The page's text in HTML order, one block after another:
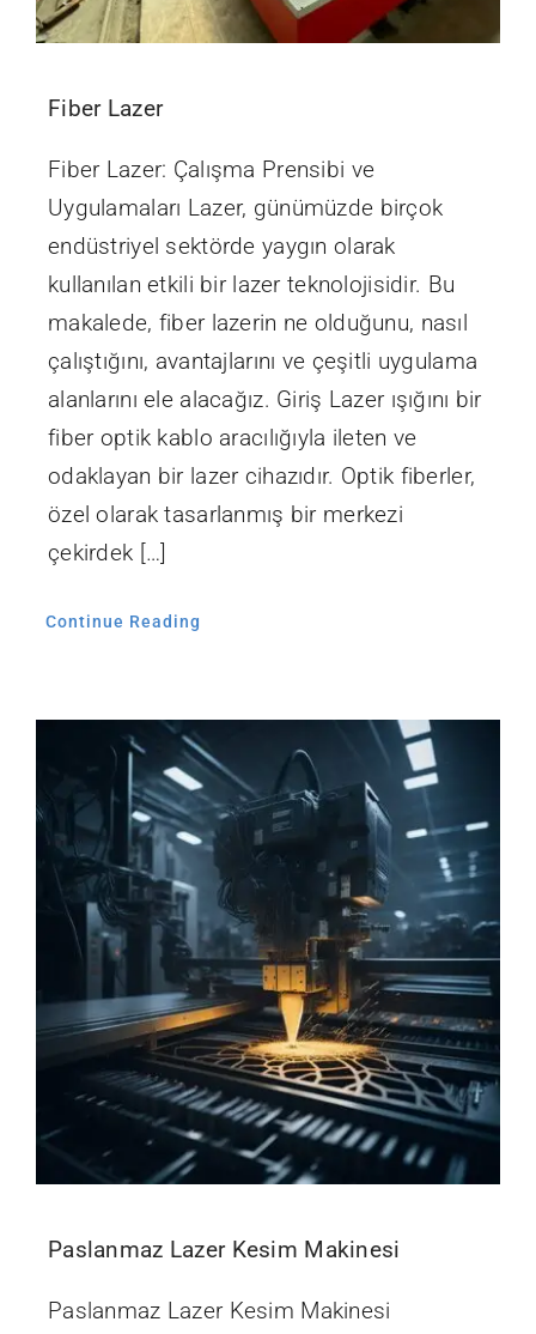
Fiber Lazer
Fiber Lazer: Çalışma Prensibi ve
Uygulamaları Lazer, günümüzde birçok
endüstriyel sektörde yaygın olarak
kullanılan etkili bir lazer teknolojisidir. Bu
makalede, fiber lazerin ne olduğunu, nasıl
çalıştığını, avantajlarını ve çeşitli uygulama
alanlarını ele alacağız. Giriş Lazer ışığını bir
fiber optik kablo aracılığıyla ileten ve
odaklayan bir lazer cihazıdır. Optik fiberler,
özel olarak tasarlanmış bir merkezi
çekirdek […]
Continue Reading
Paslanmaz Lazer Kesim Makinesi
Paslanmaz Lazer Kesim Makinesi